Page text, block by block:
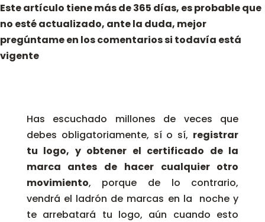
Este artículo tiene más de 365 días, es probable que
no esté actualizado, ante la duda, mejor
pregúntame en los comentarios si todavía está
vigente
Has escuchado millones de veces que
debes obligatoriamente, sí o sí, registrar
tu logo, y obtener el certificado de la
marca antes de hacer cualquier otro
movimiento, porque de lo contrario,
vendrá el ladrón de marcas en la noche y
te arrebatará tu logo, aún cuando esto